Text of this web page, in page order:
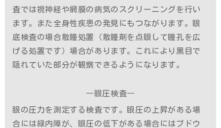
査では視神経や網膜の病気のスクリーニングを行い
ます。また全身性疾患の発見にもつながります。眼
底検査の場合散瞳処置（散瞳剤を点眼して瞳孔を広
げる処置です）場合があります。これにより黒目で
隠れていた部分が観察できるようになります。
―眼圧検査―
眼の圧力を測定する検査です。眼圧の上昇がある場
合には緑内障が、眼圧の低下がある場合にはブドウ